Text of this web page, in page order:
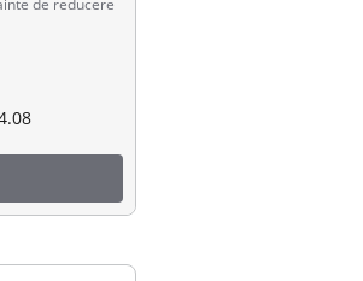
de reducere